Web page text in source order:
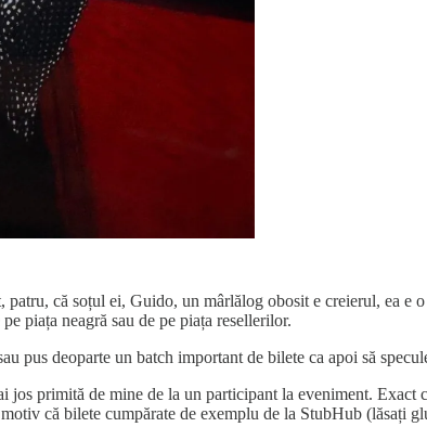
că soțul ei, Guido, un mârlălog obosit e creierul, ea e
piața neagră sau de pe piața resellerilor.
pus deoparte un batch important de bilete ca apoi să
jos primită de mine de la un participant la eveniment.
că bilete cumpărate de exemplu de la StubHub (lăsați